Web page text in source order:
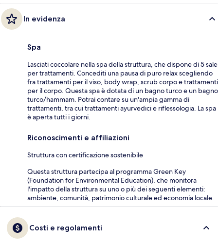
In evidenza
Spa
Lasciati coccolare nella spa della struttura, che dispone di 5 sale
per trattamenti. Concediti una pausa di puro relax scegliendo
fra trattamenti per il viso, body wrap, scrub corpo e trattamenti
per il corpo. Questa spa è dotata di un bagno turco e un bagno
turco/hammam. Potrai contare su un'ampia gamma di
trattamenti, tra cui trattamenti ayurvedici e riflessologia. La spa
è aperta tutti i giorni.
Riconoscimenti e affiliazioni
Struttura con certificazione sostenibile
Questa struttura partecipa al programma Green Key
(Foundation for Environmental Education), che monitora
l'impatto della struttura su uno o più dei seguenti elementi:
ambiente, comunità, patrimonio culturale ed economia locale.
Costi e regolamenti